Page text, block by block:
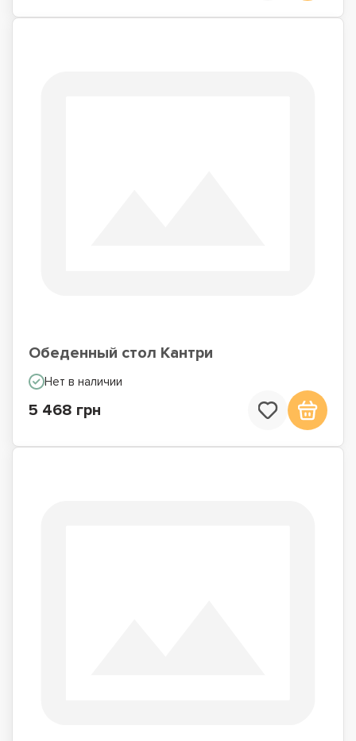
Обеденный стол Кантри
Нет в наличии
5 468 грн